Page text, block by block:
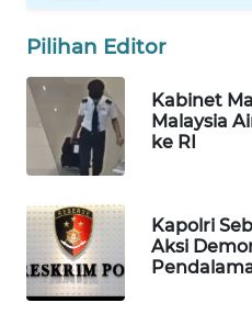
Pilihan Editor
Kabinet
Malaysia
ke RI
Kapolri
Aksi
WAHANA
WAHANA
LISTRIK
WAHANA
TRAVEL
WAHANA